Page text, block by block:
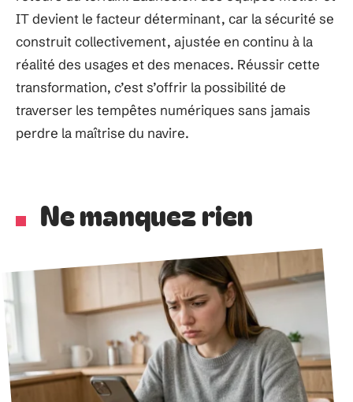
IT devient le facteur déterminant, car la sécurité se
construit collectivement, ajustée en continu à la
réalité des usages et des menaces. Réussir cette
transformation, c’est s’offrir la possibilité de
traverser les tempêtes numériques sans jamais
perdre la maîtrise du navire.
Ne manquez rien